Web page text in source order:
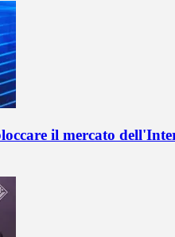
il mercato